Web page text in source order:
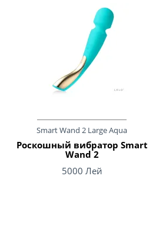
Smart Wand 2 Large Aqua
Роскошный вибратор Smart
Wand 2
5000 Лей